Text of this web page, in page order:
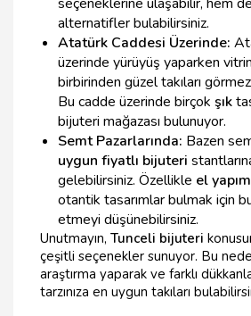
alternatifler bulabilirsiniz.
Atatürk Caddesi Üzerinde:
üzerinde yürüyüş yaparken
birbirinden güzel takıları
Bu cadde üzerinde birçok şık
bijuteri mağazası bulunuyor.
Semt Pazarlarında: Bazen
uygun fiyatlı bijuteri
gelebilirsiniz. Özellikle el
otantik tasarımlar bulmak için
etmeyi düşünebilirsiniz.
Unutmayın, Tunceli bijuteri
çeşitli seçenekler sunuyor. Bu
araştırma yaparak ve farklı
tarzınıza en uygun takıları